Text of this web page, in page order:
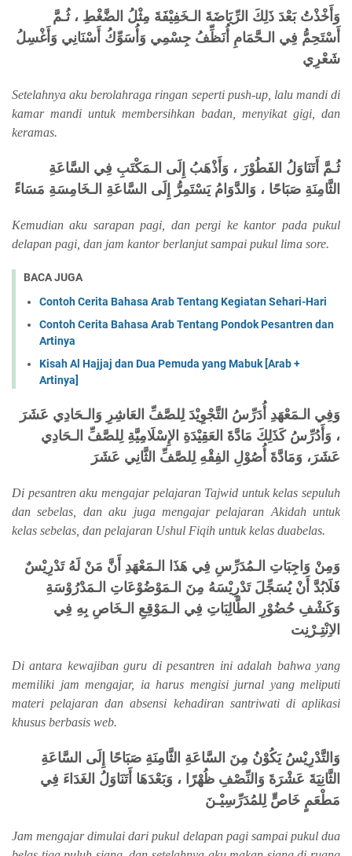
وَأَخْذْتُ بَعْدَ ذَلِكَ الرِّيَاضَةَ الـخَفِيْفَةَ مِثْلُ الضَّغْطِ ، ثُـمَّ
أَسْتَحِمُّ فِي الـحَّمَامِ أُنَظِّفُ جِسْمِي وَأُسَوِّكُ أَسْنَانِي وَأَغْسِلُ
شَعْرِي
Setelahnya aku berolahraga ringan seperti push-up, lalu mandi di
kamar mandi untuk membersihkan badan, menyikat gigi, dan
keramas.
ثُـمَّ أَتَنَاوَلُ الفَطُوْرَ ، وَأَذْهَبُ إِلَى الـمَكْتَبِ فِي السَّاعَةِ
الثَّامِنَةِ صَبَاحًا ، وَالدَّوَامُ يَسْتَمِرُّ إِلَى السَّاعَةِ الـخَامِسَةِ مَسَاءً
Kemudian aku sarapan pagi, dan pergi ke kantor pada pukul
delapan pagi, dan jam kantor berlanjut sampai pukul lima sore.
BACA JUGA
Contoh Cerita Bahasa Arab Tentang Kegiatan Sehari-Hari
Contoh Cerita Bahasa Arab Tentang Pondok Pesantren dan
Artinya
Kisah Al Hajjaj dan Dua Pemuda yang Mabuk [Arab +
Artinya]
وَفِي الـمَعْهَدِ أُدَرِّسُ التَّجْوِيْدَ لِلصَّفِّ العَاشِرِ وَالـحَادِي عَشَرَ
، وَأَدُرِّسُ كَذَلِكَ مَادَّةَ العَقِيْدَةِ الإِسْلَامِيَّةِ لِلصَّفِّ الـحَادِي
عَشَرَ، وَمَادَّةَ أُصُوْلِ الفِقْهِ لِلصَّفِّ الثَّانِي عَشَرَ
Di pesantren aku mengajar pelajaran Tajwid untuk kelas sepuluh
dan sebelas, dan aku juga mengajar pelajaran Akidah untuk
kelas sebelas, dan pelajaran Ushul Fiqih untuk kelas duabelas.
وَمِنْ وَاجِبَاتِ الـمُدَرِّسِ فِي هَذَا الـمَعْهَدِ أَنَّ مَنْ لَهُ تَدْرِيْسٌ
فَلَابُدَّ أَنْ يُسَجِّلَ تَدْرِيْسَهُ مِنَ الـمَوْضُوْعَاتِ الـمَدْرُوْسَةِ
وَكَشْفِ حُضُوْرِ الطَّالِبَاتِ فِي الـمَوْقِعِ الـخَاصِ بِهِ فِي
الاِنْتِـرْنِت
Di antara kewajiban guru di pesantren ini adalah bahwa yang
memiliki jam mengajar, ia harus mengisi jurnal yang meliputi
materi pelajaran dan absensi kehadiran santriwati di aplikasi
khusus berbasis web.
وَالتَّدْرِيْسُ يَكُوْنُ مِنَ السَّاعَةِ الثَّامِنَةِ صَبَاحًا إِلَى السَّاعَةِ
الثَّانِيَةَ عَشْرَةَ وَالنِّصْفِ ظُهْرًا ، وَبَعْدَهَا أَتَنَاوَلُ الغَدَاءَ فِي
مَطْعَمٍ خَاصٍّ لِلمُدَرِّسِيْـنَ
Jam mengajar dimulai dari pukul delapan pagi sampai pukul dua